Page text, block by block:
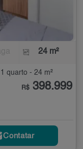
24 m²
quarto - 24 m²
R$ 398.999
Contatar